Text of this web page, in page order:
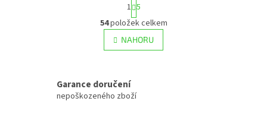
O
v
l
á
í
t
r
á
n
k
n
í
1 5
54položek celkem
NAHORU
Garance doručení
nepoškozeného zboží